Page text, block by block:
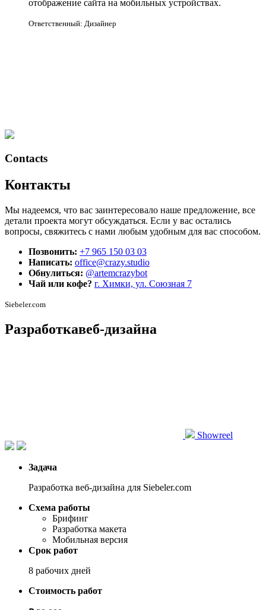
отображение сайта на мобильных устройствах.
Ответственный: Дизайнер
Contacts
Контакты
Мы надеемся, что вас заинтересовало наше предложение, все
детали проекта могут обсуждаться. Если у вас остались
вопросы, свяжитесь с нами любым удобным для вас способом.
Позвонить: +7 965 150 03 03
Написать: office@crazy.studio
Обнулиться: @artemcrazybot
Чай или кофе? г. Химки, ул. Союзная 7
Siebeler.com
Разработкавеб-дизайна
Showreel
Задача
Разработка веб-дизайна для Siebeler.com
Схема работы
Брифинг
Разработка макета
Мобильная версия
Срок работ
8 рабочих дней
Стоимость работ